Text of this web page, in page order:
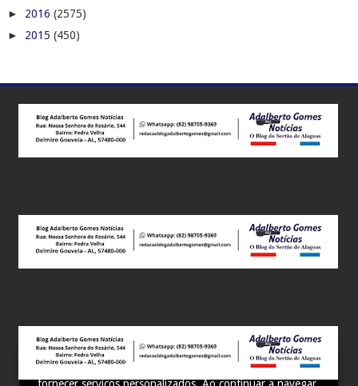
Este site utiliza cookies para melhorar sua experiência e
► 2016 (2575)
► 2015 (450)